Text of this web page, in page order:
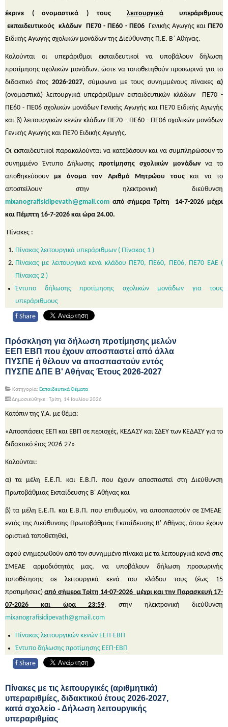
έκρινε ( ονομαστικά ) τους λειτουργικάυπεράριθμους
εκπαιδευτικούς κλάδων ΠΕ70 - ΠΕ60 - ΠΕ06 Γενικής Αγωγής καιΠΕ70
Ειδικής Αγωγής σχολικών μονάδων της Διεύθυνσης Π.Ε. Β΄ Αθήνας.
Καλούνται οι υπεράριθμοι εκπαιδευτικοί να υποβάλουν δήλωση
προτίμησης σχολικών μονάδων, ώστε να τοποθετηθούν προσωρινά για το
διδακτικό έτος 2026-2027, σύμφωνα με τους συνημμένους πίνακες α)
(ονομαστικά) λειτουργικά υπεράριθμων εκπαιδευτικών κλάδων
ΠΕ70 -
ΠΕ60 - ΠΕ06 σχολικών μονάδων Γενικής Αγωγής και ΠΕ70 Ειδικής Αγωγής
και β) λειτουργικών κενών κλάδων ΠΕ70 - ΠΕ60 - ΠΕ06 σχολικών μονάδων
Γενικής Αγωγής και ΠΕ70 Ειδικής Αγωγής.
Οι εκπαιδευτικοί παρακαλούνται να κατεβάσουν και να συμπληρώσουν το
συνημμένο Έντυπο Δήλωσηςπροτίμησης σχολικών μονάδωννα το
αποθηκεύσουνμε όνομα τον Αριθμό Μητρώου τουςκαι να το
αποστείλουν στην ηλεκτρονική διεύθυνση
mixanografisidipevath@gmail.com από σήμερα Τρίτη 14-7-2026 μέχρι
και Πέμπτη 16-7-2026 και ώρα 24.00.
Πίνακες :
Πίνακας λειτουργικά υπεράριθμων ( Πίνακας 1 )
Πίνακας με λειτουργικά κενά κλάδου ΠΕ70, ΠΕ60, ΠΕ06, ΠΕ70 ΕΑΕ (
Πίνακας 2 )
Έντυπο δήλωσης προτίμησης σχολικών μονάδων για τους
υπεράριθμους
f Share
Πρόσκληση για δήλωση προτίμησης μελών
ΕΕΠ ΕΒΠ που έχουν αποσπαστεί από άλλα
ΠΥΣΠΕ ή θέλουν να αποσπαστούν εντός
ΠΥΣΠΕ ΔΠΕ Β' Αθήνας Έτους 2026-2027
Κατηγορία: Εκπαιδευτικά Θέματα
Δημοσιεύθηκε : Τρίτη, 14 Ιουλίου 2026
Κατόπιν της Υ.Α. με θέμα:
«Αποσπάσεις ΕΕΠ και ΕΒΠ σε περιοχές, ΚΕΔΑΣΥ και ΣΔΕΥ των ΚΕΔΑΣΥ για το
διδακτικό έτος 2026-27»
Καλούνται:
α) τα μέλη Ε.Ε.Π. και Ε.Β.Π. που έχουν αποσπαστεί στη Διεύθυνση
Πρωτοβάθμιας Εκπαίδευσης Β' Αθήνας και
β) τα μέλη Ε.Ε.Π. και Ε.Β.Π. που επιθυμούν, να αποσπαστούν σε ΣΜΕΑΕ
εντός της Διεύθυνσης Πρωτοβάθμιας Εκπαίδευσης Β' Αθήνας, όπου έχουν
οριστικά τοποθετηθεί,
αφού ενημερωθούν από τον συνημμένο πίνακα με τα λειτουργικά κενά στις
ΣΜΕΑΕ αρμοδιότητάς μας, να υποβάλουν δήλωση προσωρινής
τοποθέτησης σε λειτουργικά κενά του κλάδου τους (έως 15
προτιμήσεις)από σήμερα Τρίτη 14-07-2026 μέχρι και την Παρασκευή 17-
07-2026 και ώρα 23:59, στην ηλεκτρονική διεύθυνση
mixanografisidipevath@gmail.com
Πίνακας λειτουργικών κενών ΕΕΠ-ΕΒΠ
Έντυπο δήλωσης προτίμησης ΕΕΠ-ΕΒΠ
f Share
Πίνακες με τις λειτουργικές (αριθμητικά)
υπεραριθμίες, διδακτικού έτους 2026-2027,
κατά σχολείο - Δήλωση λειτουργικής
υπεραριθμίας